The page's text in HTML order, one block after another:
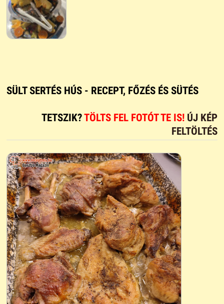
SÜLT SERTÉS HÚS - RECEPT, FŐZÉS ÉS SÜTÉS
TETSZIK?TÖLTS FEL FOTÓT TE IS! ÚJ KÉP
FELTÖLTÉS